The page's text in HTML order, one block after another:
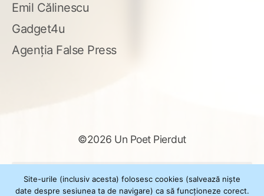
Emil Călinescu
Gadget4u
Agenția False Press
©2026 Un Poet Pierdut
după:
Site-urile (inclusiv acesta) folosesc cookies (salvează niște
date despre sesiunea ta de navigare) ca să funcționeze corect.